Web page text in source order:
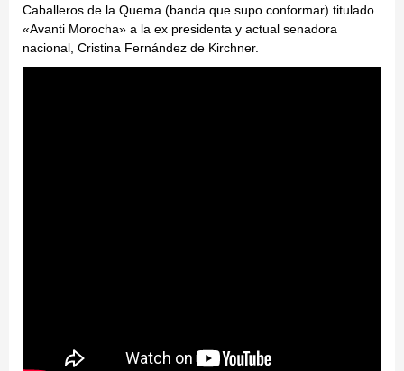
Caballeros de la Quema (banda que supo conformar) titulado
«Avanti Morocha» a la ex presidenta y actual senadora
nacional, Cristina Fernández de Kirchner.